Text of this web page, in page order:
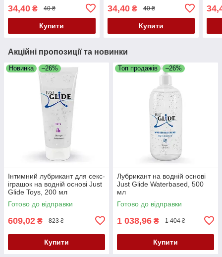
34,40 ₴ 40 ₴
Купити
34,40₴ 40 ₴
Купити
Акційні пропозиції та новинки
Новинка –26%
Інтимний лубрикант для секс-
іграшок на водній основі Just
Glide Toys, 200 мл
Готово до відправки
609,02 ₴ 823 ₴
Купити
Топ продажів –26%
Лубрикант на водній основі
Just Glide Waterbased, 500
мл
Готово до відправки
1 038,96 ₴ 1 404 ₴
Купити